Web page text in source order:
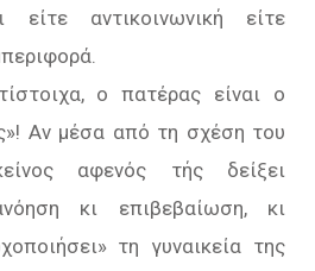
αντικοινωνική είτε
ο πατέρας είναι ο
Αν μέσα από τη σχέση του
αφενός τής δείξει
κι επιβεβαίωση, κι
τη γυναικεία της